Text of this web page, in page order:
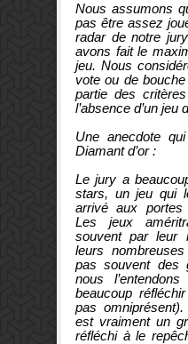
Nous assumons
pas être assez
radar de notre
avons fait le
jeu. Nous
vote ou de
partie des
l’absence d’un jeu
Une anecdote
Diamant d’or :
Le jury a
stars, un jeu qui
arrivé aux portes
Les jeux
souvent par leur
leurs
pas souvent des
nous
beaucoup
pas
est vraiment un
réfléchi à le